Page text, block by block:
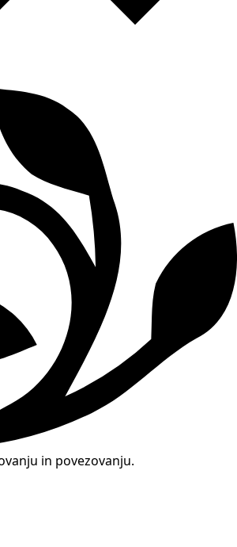
in povezovanju.